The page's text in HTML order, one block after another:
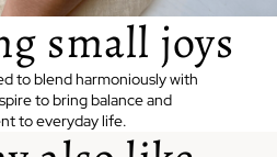
small joys
to blend harmoniously with
to bring balance and
to everyday life.